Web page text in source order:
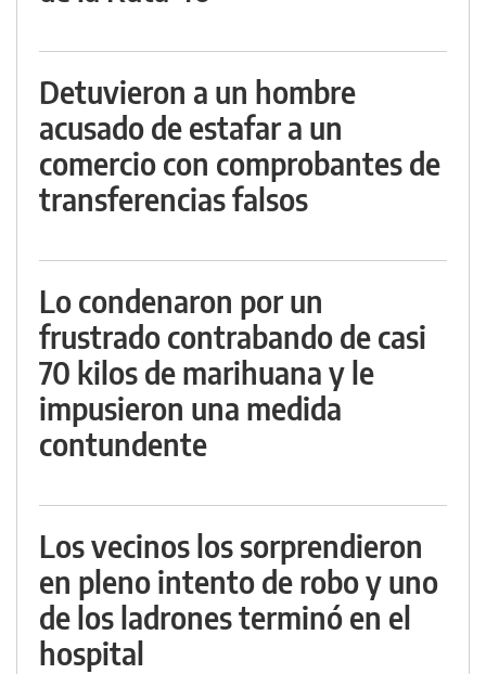
Detuvieron a un hombre
acusado de estafar a un
comercio con comprobantes de
transferencias falsos
Lo condenaron por un
frustrado contrabando de casi
70 kilos de marihuana y le
impusieron una medida
contundente
Los vecinos los sorprendieron
en pleno intento de robo y uno
de los ladrones terminó en el
hospital